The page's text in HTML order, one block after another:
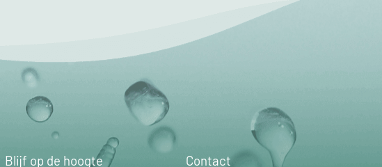
Blijf op de hoogte Contact